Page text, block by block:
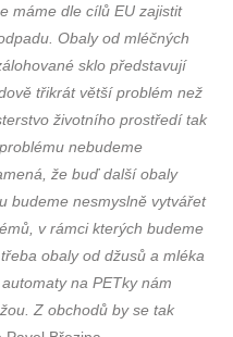
máme dle cílů EU zajistit
Obaly od mléčných
sklo představují
třikrát větší problém než
životního prostředí tak
nebudeme
že buď další obaly
budeme nesmyslně vytvářet
v rámci kterých budeme
obaly od džusů a mléka
na PETky nám
Z obchodů by se tak